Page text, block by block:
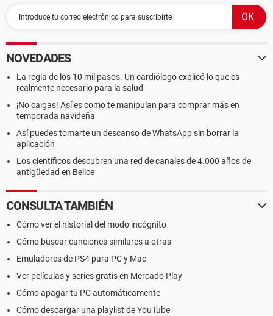
NOVEDADES
La regla de los 10 mil pasos. Un cardiólogo explicó lo que es
realmente necesario para la salud
¡No caigas! Así es como te manipulan para comprar más en
temporada navideña
Así puedes tomarte un descanso de WhatsApp sin borrar la
aplicación
Los científicos descubren una red de canales de 4.000 años de
antigüedad en Belice
CONSULTA TAMBIÉN
Cómo ver el historial del modo incógnito
Cómo buscar canciones similares a otras
Emuladores de PS4 para PC y Mac
Ver películas y series gratis en Mercado Play
Cómo apagar tu PC automáticamente
Cómo descargar una playlist de YouTube